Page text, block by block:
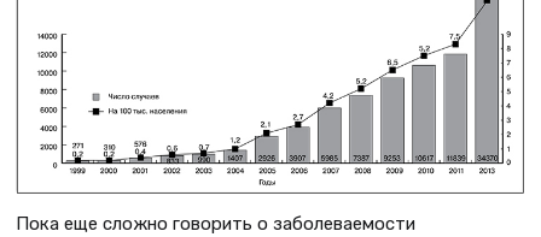
Пока еще сложно говорить о заболеваемости